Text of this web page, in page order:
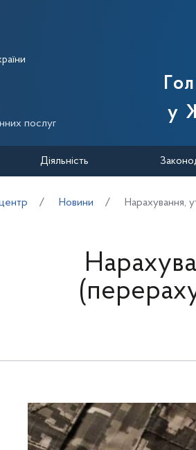
Державної
послуг
у
Діяльність
Новини Нарахування,